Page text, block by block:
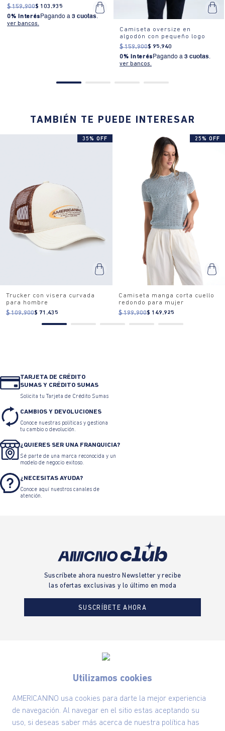
Utilizamos cookies
AMERICANINO usa cookies para darte la mejor experiencia
de navegación. Al navegar en el sitio estas aceptando su
uso, si deseas saber más acerca de nuestra política has
$ 159.900$ 103 .935
0% Interés Pagando a 3 cuotas.
ver bancos.
Camiseta oversize en
algodón con pequeño logo
$ 159.900$ 95.940
0% Interés Pagando a 3 cuotas.
ver bancos.
TAMBIÉN TE PUEDE INTERESAR
35% OFF
Trucker con visera curvada
para hombre
$ 109.900$ 71.435
25% OFF
Camiseta manga corta cuello
redondo para mujer
$ 199.900$ 149.925
TARJETA DE CRÉDITO
SUMAS Y CRÉDITO SUMAS
Solicita tu Tarjeta de Crédito Sumas
CAMBIOS Y DEVOLUCIONES
Conoce nuestras políticas y gestiona
tu cambio o devolución.
¿QUIERES SER UNA FRANQUICIA?
Sé parte de una marca reconocida y un
modelo de negocio exitoso.
¿NECESITAS AYUDA?
Conoce aquí nuestros canales de
atención.
Suscríbete ahora nuestro Newsletter y recibe
las ofertas exclusivas y lo último en moda
SUSCRÍBETE AHORA
Políticas